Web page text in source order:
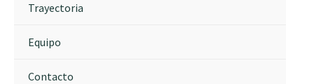
Trayectoria
Equipo
Contacto